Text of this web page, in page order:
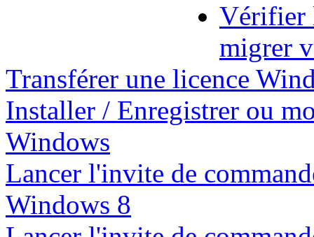
Vérifier
migrer
Transférer une licence
Installer / Enregistrer ou
Windows
Lancer l'invite de
Windows 8